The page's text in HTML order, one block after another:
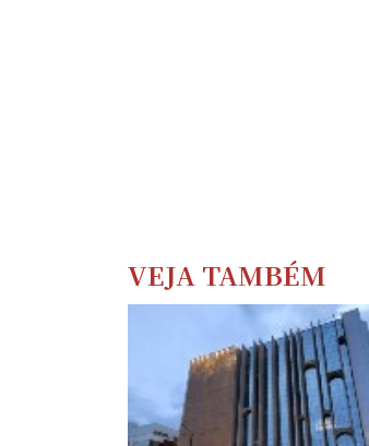
VEJA TAMBÉM